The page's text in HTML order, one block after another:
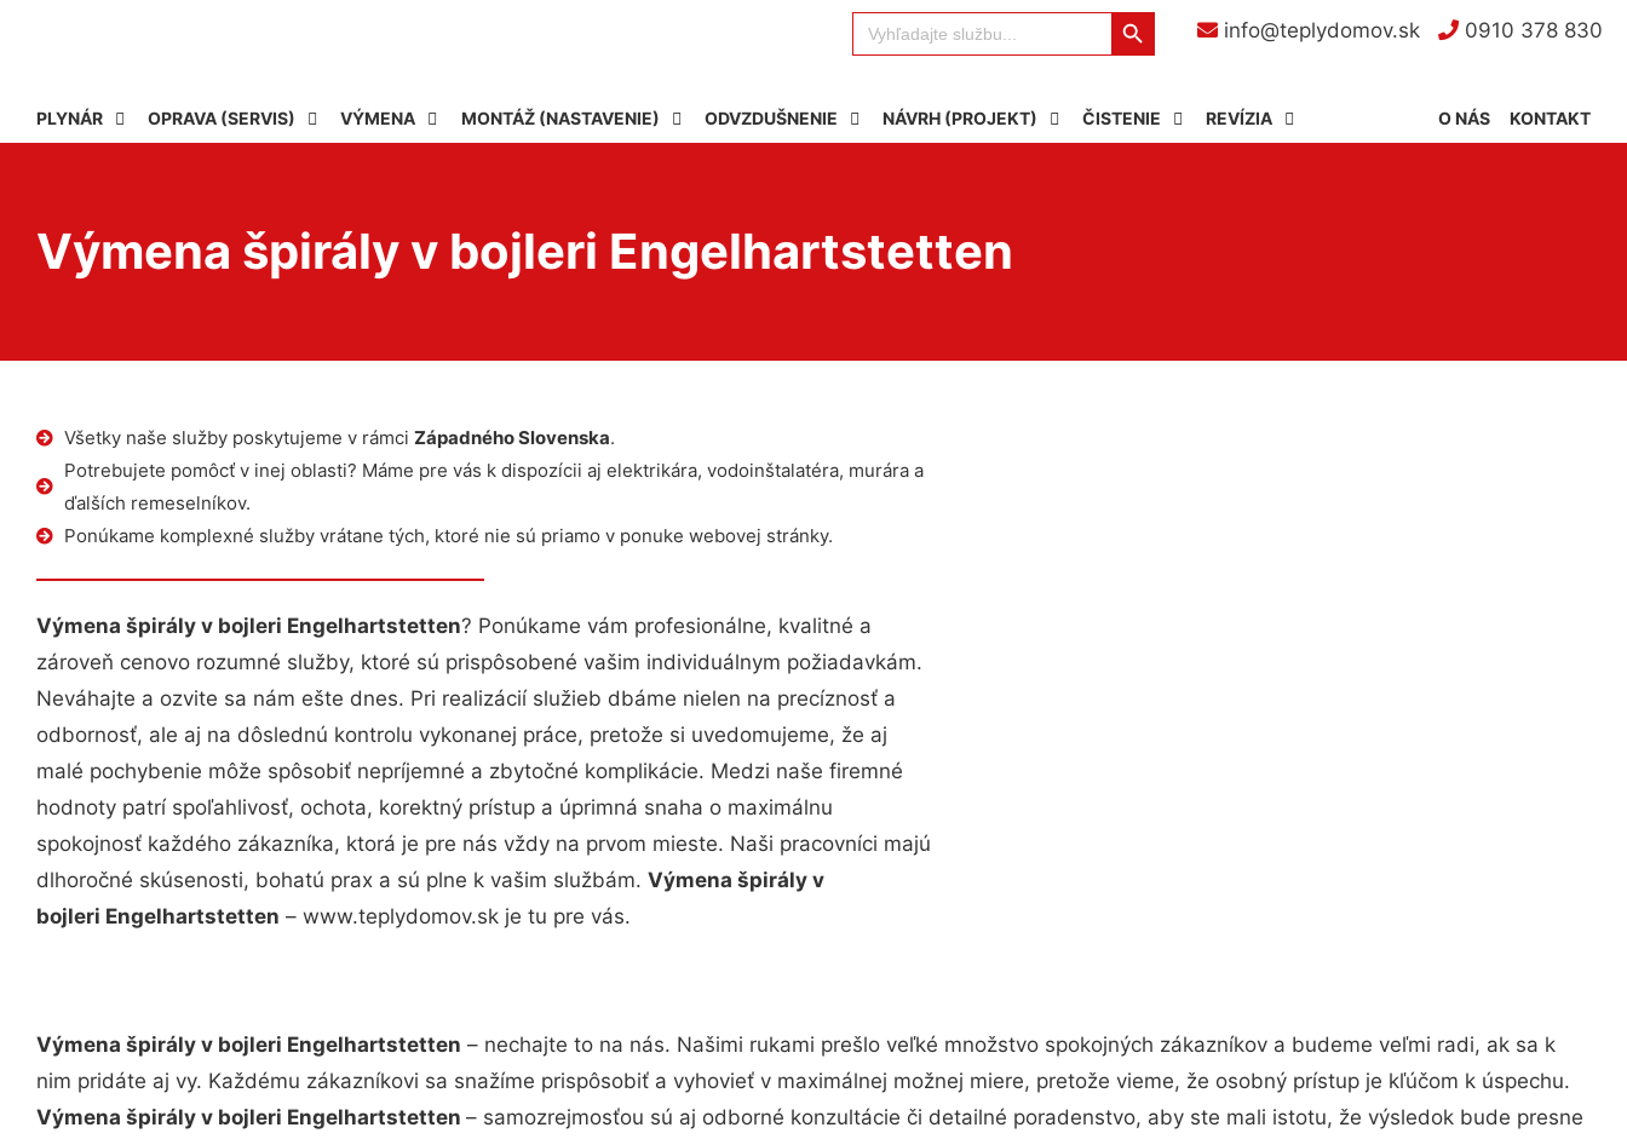
info@teplydomov.sk 0910 378 830
Search
for:
Search Button
PLYNÁR OPRAVA (SERVIS) VÝMENA MONTÁŽ (NASTAVENIE) ODVZDUŠNENIE NÁVRH (PROJEKT) ČISTENIE REVÍZIA KONTAKT
O NÁS
Výmena špirály v bojleri Engelhartstetten
Všetky naše služby poskytujeme v rámci Západného Slovenska.
Potrebujete pomôcť v inej oblasti? Máme pre vás k dispozícii aj elektrikára, vodoinštalatéra, murára a
ďalších remeselníkov.
Ponúkame komplexné služby vrátane tých, ktoré nie sú priamo v ponuke webovej stránky.
Výmena špirály v bojleri Engelhartstetten? Ponúkame vám profesionálne, kvalitné a
zároveň cenovo rozumné služby, ktoré sú prispôsobené vašim individuálnym požiadavkám.
Neváhajte a ozvite sa nám ešte dnes. Pri realizácií služieb dbáme nielen na precíznosť a
odbornosť, ale aj na dôslednú kontrolu vykonanej práce, pretože si uvedomujeme, že aj
malé pochybenie môže spôsobiť nepríjemné a zbytočné komplikácie. Medzi naše firemné
hodnoty patrí spoľahlivosť, ochota, korektný prístup a úprimná snaha o maximálnu
spokojnosť každého zákazníka, ktorá je pre nás vždy na prvom mieste. Naši pracovníci majú
dlhoročné skúsenosti, bohatú prax a sú plne k vašim službám. Výmena špirály v
bojleri Engelhartstetten – www.teplydomov.sk je tu pre vás.
Výmena špirály v bojleri Engelhartstetten – nechajte to na nás. Našimi rukami prešlo veľké množstvo spokojných zákazníkov a budeme veľmi radi, ak sa k
nim pridáte aj vy. Každému zákazníkovi sa snažíme prispôsobiť a vyhovieť v maximálnej možnej miere, pretože vieme, že osobný prístup je kľúčom k úspechu.
Výmena špirály v bojleri Engelhartstetten – samozrejmosťou sú aj odborné konzultácie či detailné poradenstvo, aby ste mali istotu, že výsledok bude presne